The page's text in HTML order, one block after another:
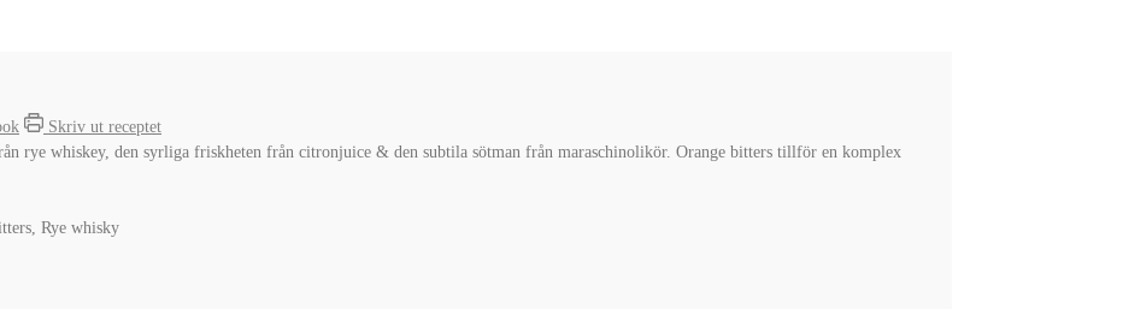
Skriv ut receptet
rye whiskey, den syrliga friskheten från citronjuice & den subtila sötman från maraschinolikör. Orange bitters tillför en komplex
Rye whisky